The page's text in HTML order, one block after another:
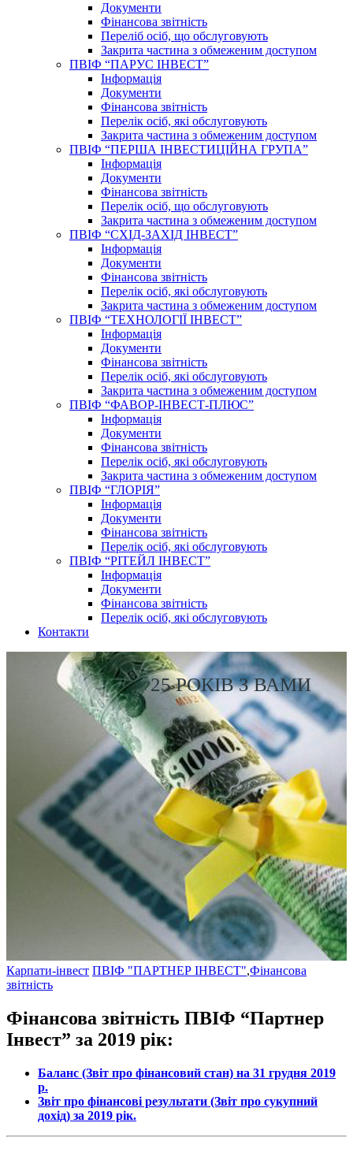
Документи
Фінансова звітність
Переліб осіб, що обслуговують
Закрита частина з обмеженим доступом
ПВІФ “ПАРУС ІНВЕСТ”
Інформація
Документи
Фінансова звітність
Перелік осіб, які обслуговують
Закрита частина з обмеженим доступом
ПВІФ “ПЕРША ІНВЕСТИЦІЙНА ГРУПА”
Інформація
Документи
Фінансова звітність
Перелік осіб, що обслуговують
Закрита частина з обмеженим доступом
ПВІФ “СХІД-ЗАХІД ІНВЕСТ”
Інформація
Документи
Фінансова звітність
Перелік осіб, які обслуговують
Закрита частина з обмеженим доступом
ПВІФ “ТЕХНОЛОГІЇ ІНВЕСТ”
Інформація
Документи
Фінансова звітність
Перелік осіб, які обслуговують
Закрита частина з обмеженим доступом
ПВІФ “ФАВОР-ІНВЕСТ-ПЛЮС”
Інформація
Документи
Фінансова звітність
Перелік осіб, які обслуговують
Закрита частина з обмеженим доступом
ПВІФ “ГЛОРІЯ”
Інформація
Документи
Фінансова звітність
Перелік осіб, які обслуговують
ПВІФ “РІТЕЙЛ ІНВЕСТ”
Інформація
Документи
Фінансова звітність
Перелік осіб, які обслуговують
Контакти
25 РОКІВ З ВАМИ
Карпати-інвест ПВІФ "ПАРТНЕР ІНВЕСТ",Фінансова
звітність
Фінансова звітність ПВІФ “Партнер
Інвест” за 2019 рік:
Баланс (Звіт про фінансовий стан) на 31 грудня 2019
р.
Звіт про фінансові результати (Звіт про сукупний
дохід) за 2019 рік.